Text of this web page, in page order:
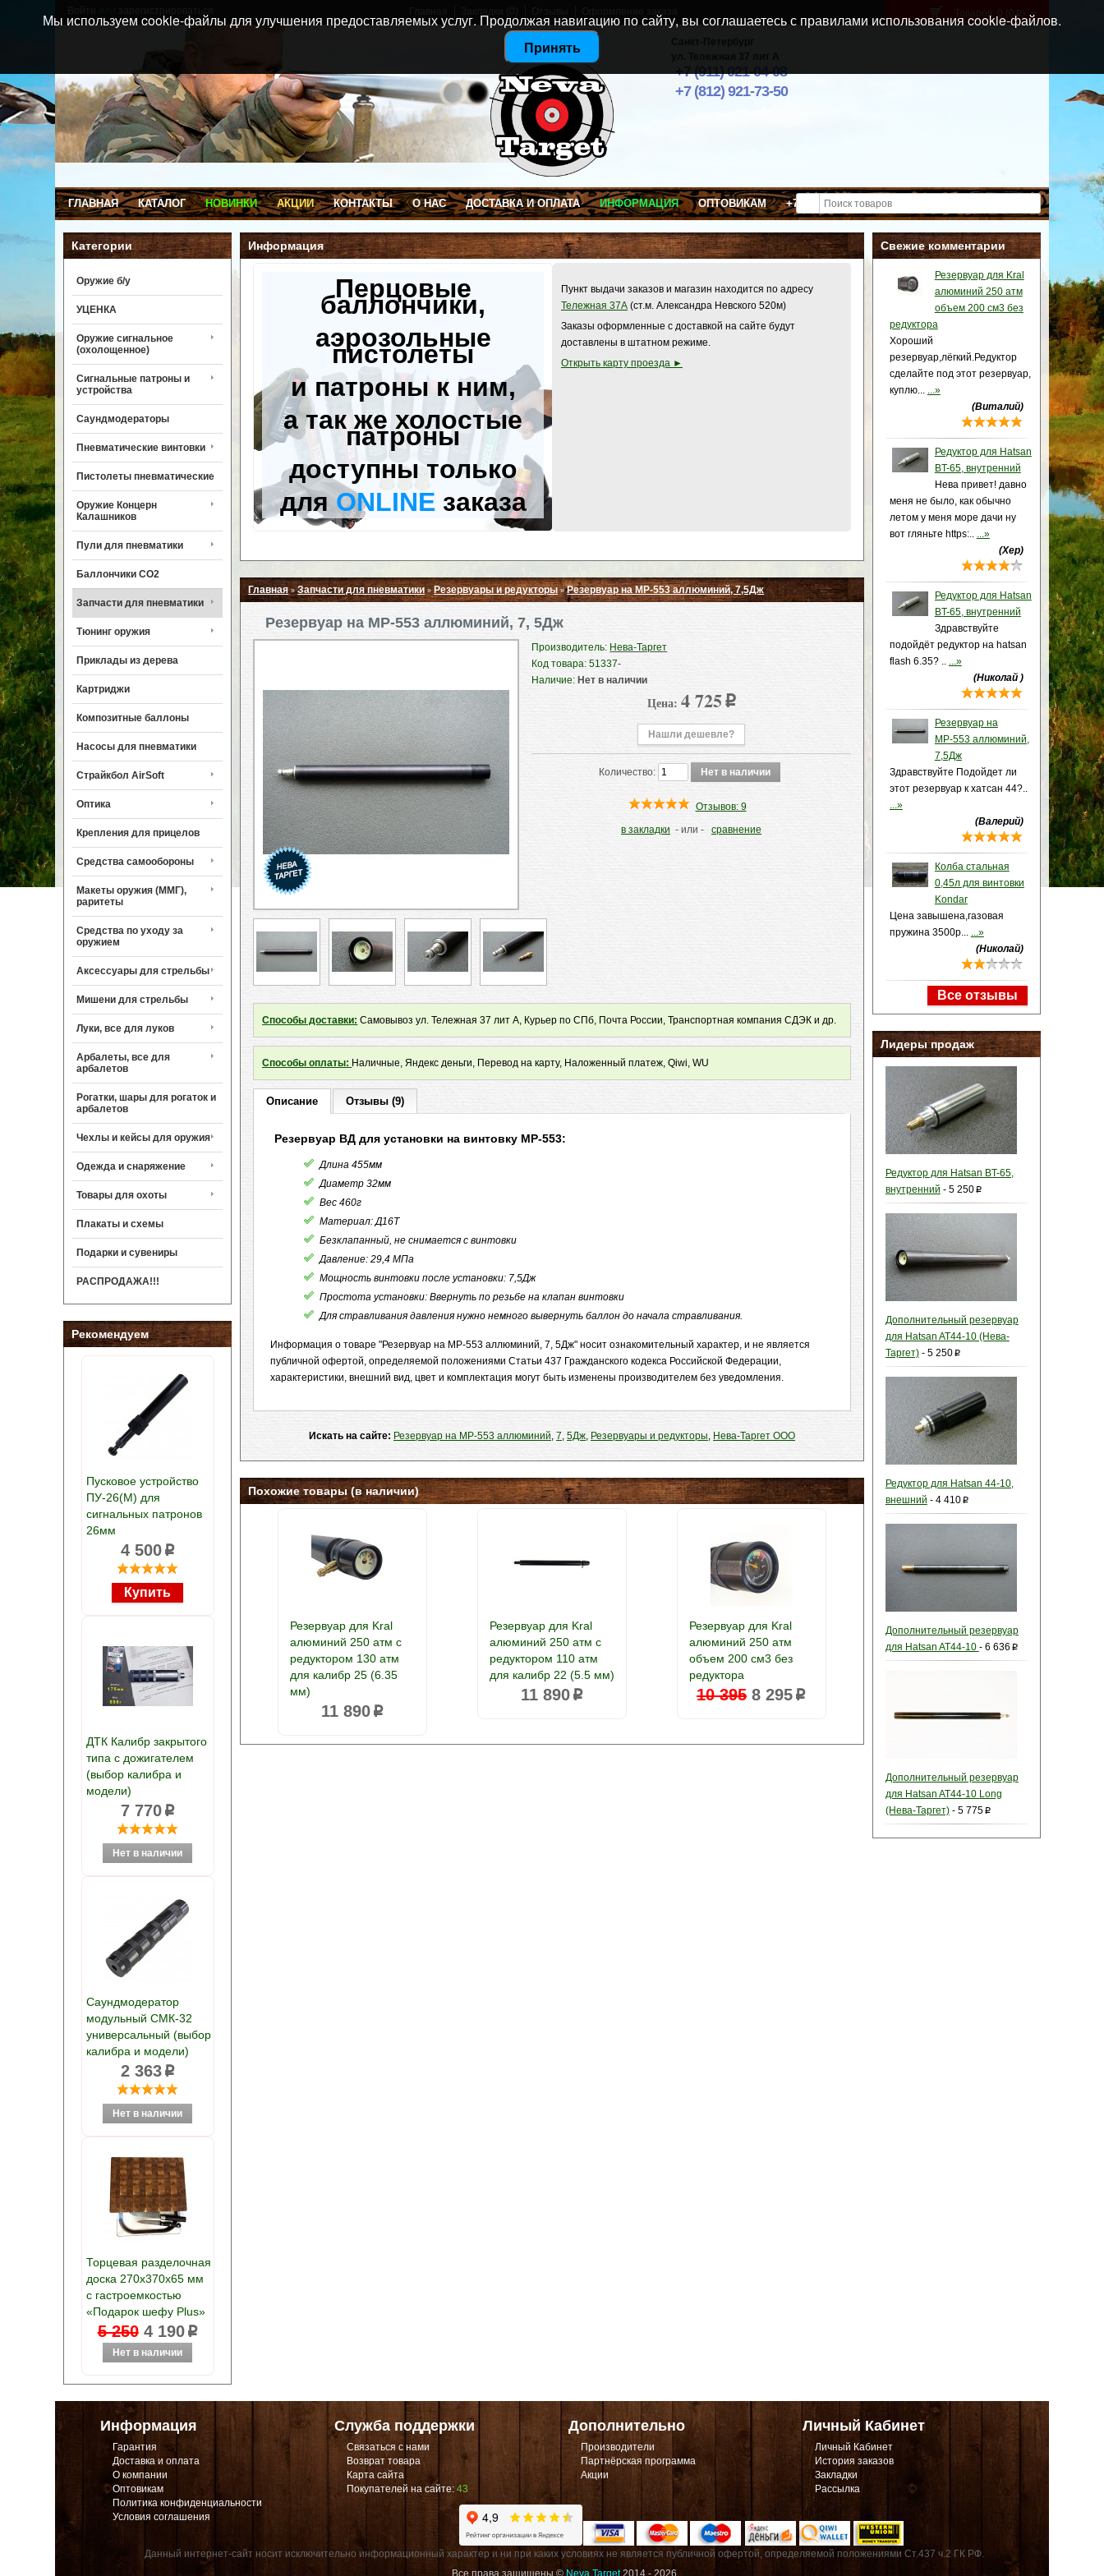
Санкт-Петербург
ул. Тележная 37 лит А
+7 (911) 021-04-08
+7 (812) 921-73-50
Товаров: 0 (0 p )
ГЛАВНАЯ КАТАЛОГ НОВИНКИ АКЦИИ КОНТАКТЫ О НАС ДОСТАВКА И ОПЛАТА ИНФОРМАЦИЯ ОПТОВИКАМ +7 (911) 021-04-08
Категории
Оружие б/у
УЦЕНКА
Оружие сигнальное
(охолощенное)
Сигнальные патроны и
устройства
Саундмодераторы
Пневматические винтовки
Пистолеты пневматические
Оружие Концерн
Калашников
Пули для пневматики
Баллончики CO2
Запчасти для пневматики
Тюнинг оружия
Приклады из дерева
Картриджи
Композитные баллоны
Насосы для пневматики
Страйкбол AirSoft
Оптика
Крепления для прицелов
Средства самообороны
Макеты оружия (ММГ),
раритеты
Средства по уходу за
оружием
Аксессуары для стрельбы
Мишени для стрельбы
Луки, все для луков
Арбалеты, все для
арбалетов
Рогатки, шары для рогаток и
арбалетов
Чехлы и кейсы для оружия
Одежда и снаряжение
Товары для охоты
Плакаты и схемы
Подарки и сувениры
РАСПРОДАЖА!!!
Рекомендуем
Пусковое устройство
ПУ-26(М) для
сигнальных патронов
26мм
4 500p
ДТК Калибр закрытого
типа с дожигателем
(выбор калибра и
модели)
7 770p
Саундмодератор
модульный СМК-32
универсальный (выбор
калибра и модели)
2 363p
Торцевая разделочная
доска 270х370х65 мм
с гастроемкостью
«Подарок шефу Plus»
5 250 4 190p
Свежие комментарии
Резервуар для Kral
алюминий 250 атм
объем 200 см3 без
редуктора
Хороший
резервуар,лёгкий.Редуктор
сделайте под этот резервуар,
куплю... ...»
(Виталий)
Редуктор для Hatsan
BT-65, внутренний
Нева привет! давно
меня не было, как обычно
летом у меня море дачи ну
вот гляньте https:.. ...»
(Хер)
Редуктор для Hatsan
BT-65, внутренний
Здравствуйте
подойдёт редуктор на hatsan
flash 6.35? .. ...»
(Николай )
Резервуар на
МР-553 аллюминий,
7,5Дж
Здравствуйте Подойдет ли
этот резервуар к хатсан 44?..
...»
(Валерий)
Колба стальная
0,45л для винтовки
Kondar
Цена завышена,газовая
пружина 3500р... ...»
(Николай)
Все отзывы
Лидеры продаж
Редуктор для Hatsan BT-65,
внутренний - 5 250p
Дополнительный резервуар
для Hatsan AT44-10 (Нева-
Таргет)- 5 250p
Редуктор для Hatsan 44-10,
внешний - 4 410p
Дополнительный резервуар
для Hatsan AT44-10 - 6 636 p
Дополнительный резервуар
для Hatsan AT44-10 Long
(Нева-Таргет)- 5 775p
Информация
Перцовые
баллончики,
аэрозольные
пистолеты
и патроны к ним,
а так же холостые
патроны
доступны только
дляONLINE заказа
Пункт выдачи заказов и магазин находится по адресу
Тележная 37А (ст.м. Александра Невского 520м)
Заказы оформленные с доставкой на сайте будут
доставлены в штатном режиме.
Открыть карту проезда ►
Главная»Запчасти для пневматики » Резервуары и редукторы»Резервуар на МР-553 аллюминий, 7,5Дж
Резервуар на МР-553 аллюминий, 7, 5Дж
Производитель: Нева-Таргет
Код товара: 51337-
Наличие: Нет в наличии
Цена: 4 725 p
Нашли дешевле?
Количество:
Отзывов: 9
в закладки - или - сравнение
Способы доставки: Самовывоз ул. Тележная 37 лит А, Курьер по СПб, Почта России, Транспортная компания СДЭК и др.
Способы оплаты: Наличные, Яндекс деньги, Перевод на карту, Наложенный платеж, Qiwi, WU
Описание Отзывы (9)
Резервуар ВД для установки на винтовку МР-553:
Длина 455мм
Диаметр 32мм
Вес 460г
Материал: Д16Т
Безклапанный, не снимается с винтовки
Давление: 29,4 МПа
Мощность винтовки после установки: 7,5Дж
Простота установки: Ввернуть по резьбе на клапан винтовки
Для стравливания давления нужно немного вывернуть баллон до начала стравливания.
Информация о товаре "Резервуар на МР-553 аллюминий, 7, 5Дж" носит ознакомительный характер, и не является
публичной офертой, определяемой положениями Статьи 437 Гражданского кодекса Российской Федерации,
характеристики, внешний вид, цвет и комплектация могут быть изменены производителем без уведомления.
Искать на сайте: Резервуар на МР-553 аллюминий, 7, 5Дж, Резервуары и редукторы, Нева-Таргет ООО
Похожие товары (в наличии)
Резервуар для Kral
алюминий 250 атм с
редуктором 130 атм
для калибр 25 (6.35
мм)
11 890 p
Резервуар для Kral
алюминий 250 атм с
редуктором 110 атм
для калибр 22 (5.5 мм)
11 890p
Резервуар для Kral
алюминий 250 атм
объем 200 см3 без
редуктора
10 395 8 295 p
Информация
Гарантия
Доставка и оплата
О компании
Оптовикам
Политика конфиденциальности
Условия соглашения
Служба поддержки
Связаться с нами
Возврат товара
Карта сайта
Покупателей на сайте: 43
Дополнительно
Производители
Партнёрская программа
Акции
Личный Кабинет
Личный Кабинет
История заказов
Закладки
Рассылка
Данный интернет-сайт носит исключительно информационный характер и ни при каких условиях не является публичной офертой, определяемой положениями Ст.437 ч.2 ГК РФ.
Все права защищены © Neva Target2014 - 2026
Мы используем cookie-файлы для улучшения предоставляемых услуг. Продолжая навигацию по сайту, вы соглашаетесь с правилами использования cookie-файлов.
Принять